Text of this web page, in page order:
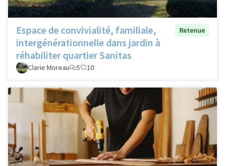
Espace de convivialité, familiale,
intergénérationnelle dans jardin à
réhabiliter quartier Sanitas
Retenue
Clarie Moreau 5 10